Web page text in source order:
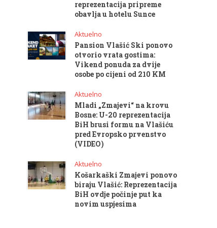
reprezentacija pripreme
obavlja u hotelu Sunce
Aktuelno
Pansion Vlašić Ski ponovo
otvorio vrata gostima:
Vikend ponuda za dvije
osobe po cijeni od 210 KM
Aktuelno
Mladi „Zmajevi“ na krovu
Bosne: U-20 reprezentacija
BiH brusi formu na Vlašiću
pred Evropsko prvenstvo
(VIDEO)
Aktuelno
Košarkaški Zmajevi ponovo
biraju Vlašić: Reprezentacija
BiH ovdje počinje put ka
novim uspjesima